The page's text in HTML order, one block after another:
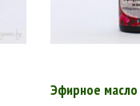
Эфирное